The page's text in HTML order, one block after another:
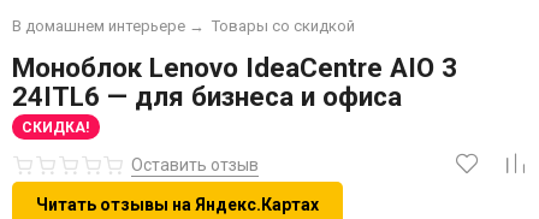
В домашнем интерьере → Товары со скидкой
Моноблок Lenovo IdeaCentre AIO 3
24ITL6 — для бизнеса и офиса
СКИДКА!
Оставить отзыв
Читать отзывы на Яндекс.Картах